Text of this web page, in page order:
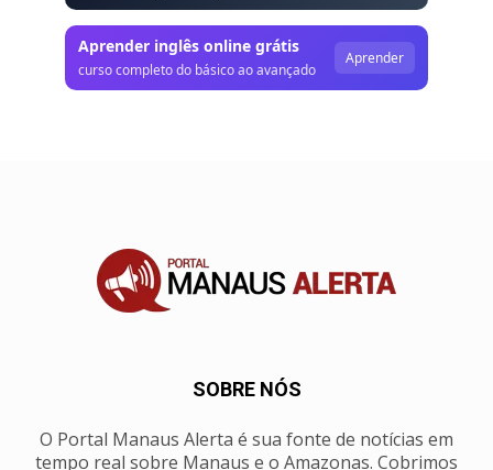
Aprender inglês online grátis
curso completo do básico ao avançado
Aprender
SOBRE NÓS
O Portal Manaus Alerta é sua fonte de notícias em
tempo real sobre Manaus e o Amazonas. Cobrimos